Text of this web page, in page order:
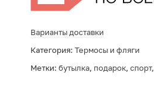
Варианты доставки
Категория: Термосы и фляги
Метки: бутылка, подарок, спорт,